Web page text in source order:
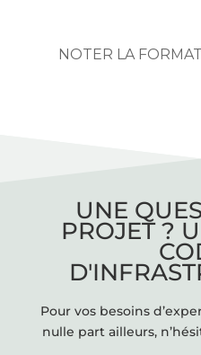
NOTER LA
UNE
PROJET ?
Pour vos besoins
nulle part ailleurs,